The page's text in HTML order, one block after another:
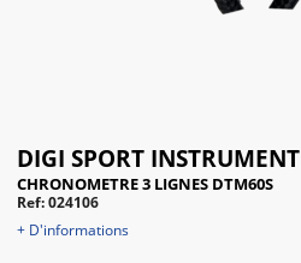
DIGI SPORT INSTRUMENT
CHRONOMETRE 3 LIGNES DTM60S
Ref: 024106
+ D'informations